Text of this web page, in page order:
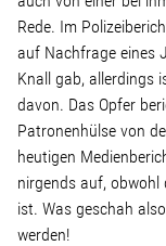
Rede. Im
auf Nachfrage eines
Knall gab, allerdings
davon. Das Opfer
Patronenhülse von
heutigen
nirgends auf, obwohl
ist. Was geschah
werden!